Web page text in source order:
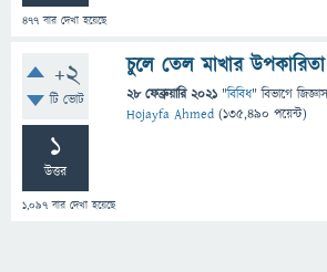
477 বার দেখা হয়েছে
+2
টি ভোট
1
উত্তর
1,097 বার দেখা হয়েছে
চুলে তেল মাখার
28 ফেব্রুয়ারি 2021 "বিবিধ" বিভাগে
Hojayfa Ahmed (135,490 পয়েন্ট)